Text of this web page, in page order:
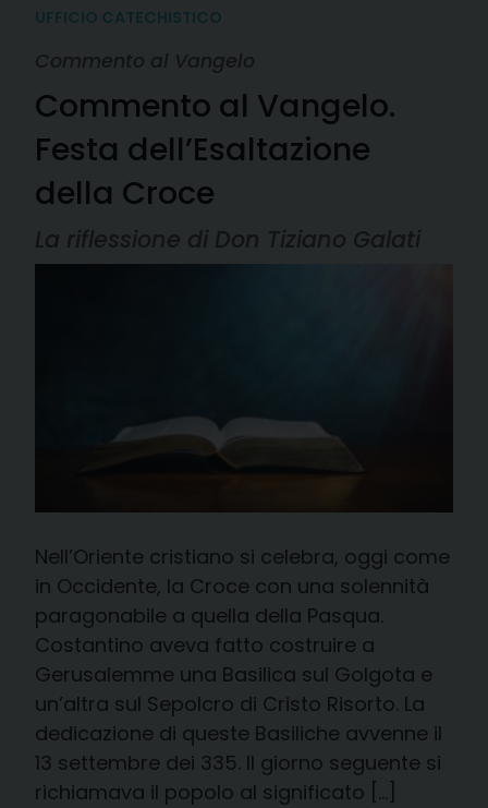
UFFICIO CATECHISTICO
Commento al Vangelo
Commento al Vangelo.
Festa dell’Esaltazione
della Croce
La riflessione di Don Tiziano Galati
Nell’Oriente cristiano si celebra, oggi come
in Occidente, la Croce con una solennità
paragonabile a quella della Pasqua.
Costantino aveva fatto costruire a
Gerusalemme una Basilica sul Golgota e
un’altra sul Sepolcro di Cristo Risorto. La
dedicazione di queste Basiliche avvenne il
13 settembre dei 335. Il giorno seguente si
richiamava il popolo al significato […]